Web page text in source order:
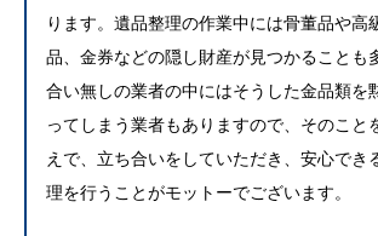
ります。遺品整理の作業中には骨董品や高
品、金券などの隠し財産が見つかることも
合い無しの業者の中にはそうした金品類を
ってしまう業者もありますので、そのこと
えで、立ち合いをしていただき、安心でき
理を行うことがモットーでございます。